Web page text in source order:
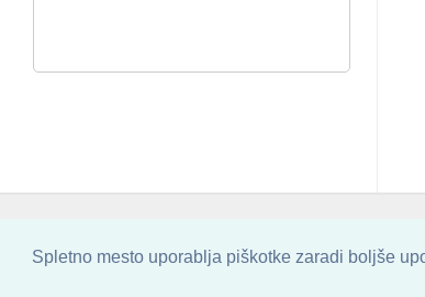
Spletno mesto uporablja piškotke zaradi boljše
COPYRIGHT © 2013 - 2026